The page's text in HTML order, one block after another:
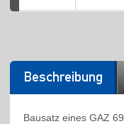
Beschreibung
Bausatz eines GAZ